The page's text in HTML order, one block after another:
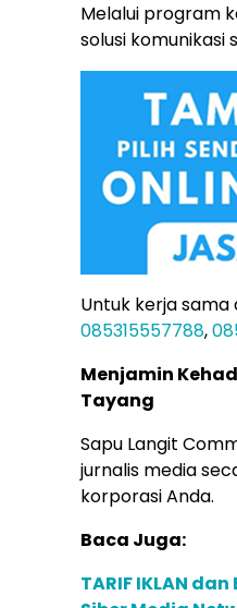
Melalui program
solusi
Untuk kerja
085315557788,
Menjamin
Tayang
Sapu Langit
jurnalis media
korporasi Anda.
Baca Juga:
TARIF IKLAN